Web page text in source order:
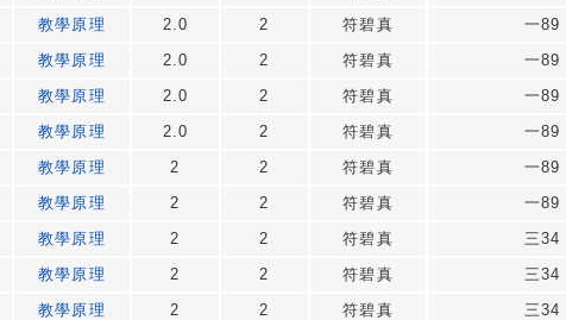
教學原理 2.0 2 符碧真
一89
教學原理 2.0 2 符碧真
一89
教學原理 2.0 2 符碧真
一89
教學原理 2.0 2 符碧真
一89
教學原理 2 2 符碧真
一89
教學原理 2 2 符碧真
一89
教學原理 2 2 符碧真
三34
教學原理 2 2 符碧真
三34
教學原理 2 2 符碧真
三34